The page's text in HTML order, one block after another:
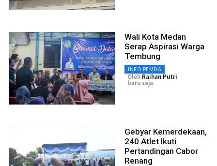
Wali Kota Medan
Serap Aspirasi Warga
Tembung
INFO PEMDA
Oleh Raihan Putri
baru saja
Gebyar Kemerdekaan,
240 Atlet Ikuti
Pertandingan Cabor
Renang